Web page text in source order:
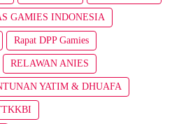
GAMIES INDONESIA
Rapat DPP Gamies
RELAWAN ANIES
YATIM & DHUAFA